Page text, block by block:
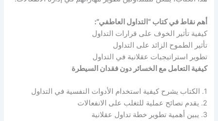
أهم نقاط في كتاب “التداول العاطفي”:
كيفية تأثير الخوف على قرارات التداول
تأثير الطموح الزائد على التداول
تطوير استراتيجيات عقلانية في التداول
كيفية التعامل مع الخسائر دون فقدان السيطرة
1. الكتاب يشرح كيفية استخدام الأدوات النفسية في التداول
2. يقدم نصائح عملية للتغلب على الانفعالات
3. يبين أهمية تطوير خطة تداول عقلانية